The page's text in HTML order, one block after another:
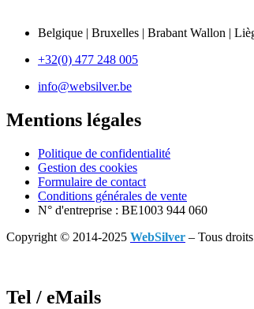
Belgique | Bruxelles | Brabant Wallon |
+32(0) 477 248 005
info@websilver.be
Mentions légales
Politique de confidentialité
Gestion des cookies
Formulaire de contact
Conditions générales de vente
N° d'entreprise : BE1003 944 060
Copyright © 2014-2025 WebSilver – Tous
Tel / eMails